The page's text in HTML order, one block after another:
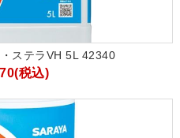
ステラVH 5L 42340
税込)